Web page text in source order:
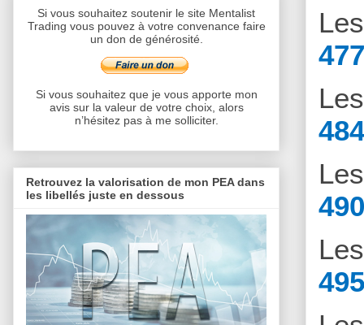
Si vous souhaitez soutenir le site Mentalist
Trading vous pouvez à votre convenance faire
un don de générosité.
Si vous souhaitez que je vous apporte mon
avis sur la valeur de votre choix, alors
n’hésitez pas à me solliciter.
Retrouvez la valorisation de mon PEA dans
les libellés juste en dessous